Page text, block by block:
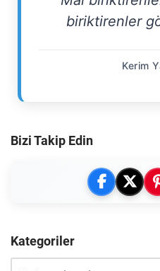
biriktirenler
Kerim
Bizi Takip Edin
Kategoriler